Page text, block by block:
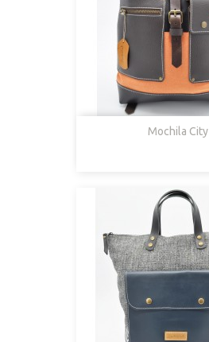
Mochila City